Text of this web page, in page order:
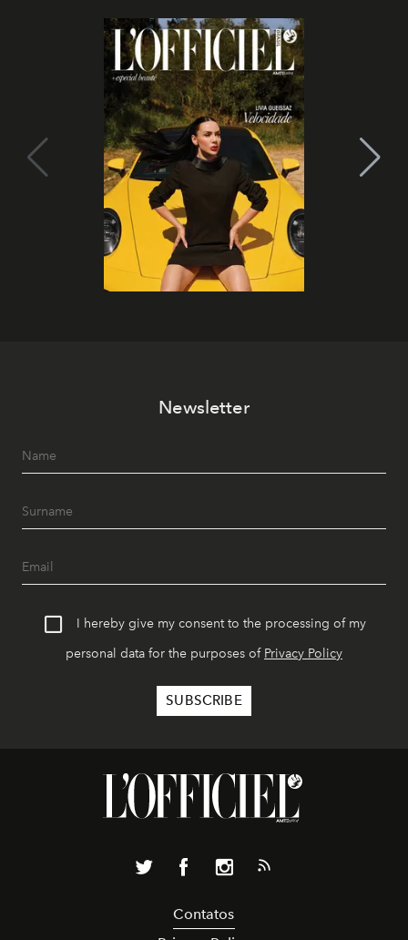
Newsletter
I hereby give my consent to the processing of my
personal data for the purposes of Privacy Policy
Contatos